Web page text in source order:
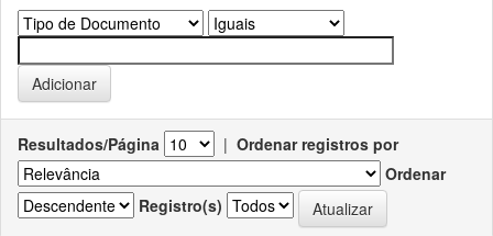
Resultados/Página | Ordenar registros por
Ordenar
Registro(s)